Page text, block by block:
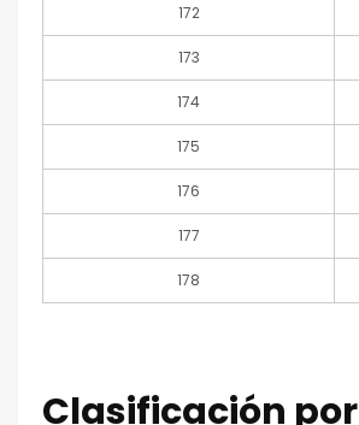
172
173
174
175
176
177
178
Clasificación por